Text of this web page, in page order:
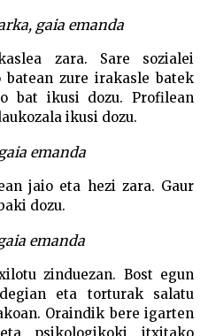
gaia emanda
zara. Sare sozialei
batean zure irakasle batek
bat ikusi dozu. Profilean
ikusi dozu.
emanda
jaio eta hezi zara. Gaur
dozu.
emanda
zinduezan. Bost egun
eta torturak salatu
Oraindik bere igarten